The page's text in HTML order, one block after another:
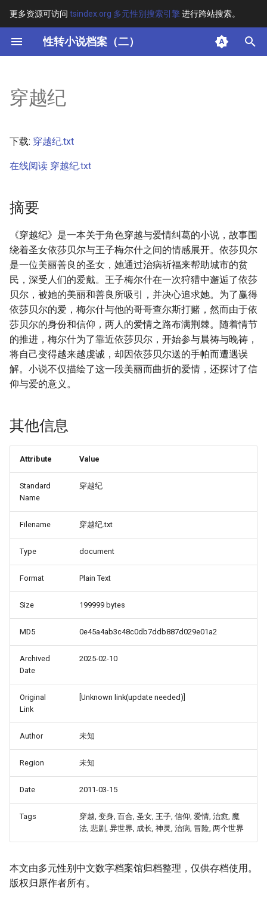
更多资源可访问 tsindex.org 多元性别搜索引擎进行跨站搜索。
性转小说档案（二）
键
开
搜
索
其他信息
正文
穿越纪
下载: 穿越纪.txt
在线阅读 穿越纪.txt
摘要
《穿越纪》是一本关于角色穿越与爱情纠葛的小说，故事围
绕着圣女依莎贝尔与王子梅尔什之间的情感展开。依莎贝尔
是一位美丽善良的圣女，她通过治病祈福来帮助城市的贫
民，深受人们的爱戴。王子梅尔什在一次狩猎中邂逅了依莎
贝尔，被她的美丽和善良所吸引，并决心追求她。为了赢得
依莎贝尔的爱，梅尔什与他的哥哥查尔斯打赌，然而由于依
莎贝尔的身份和信仰，两人的爱情之路布满荆棘。随着情节
的推进，梅尔什为了靠近依莎贝尔，开始参与晨祷与晚祷，
将自己变得越来越虔诚，却因依莎贝尔送的手帕而遭遇误
解。小说不仅描绘了这一段美丽而曲折的爱情，还探讨了信
仰与爱的意义。
其他信息
Attribute Value
Standard
Name
穿越纪
Filename 穿越纪.txt
Type document
Format Plain Text
Size 199999 bytes
MD5 0e45a4ab3c48c0db7ddb887d029e01a2
Archived
Date
2025-02-10
Original
Link
[Unknown link(update needed)]
Author 未知
Region 未知
Date 2011-03-15
Tags
穿越, 变身, 百合, 圣女, 王子, 信仰, 爱情, 治愈, 魔
法, 悲剧, 异世界, 成长, 神灵, 治病, 冒险, 两个世界
本文由多元性别中文数字档案馆归档整理，仅供存档使用。
版权归原作者所有。